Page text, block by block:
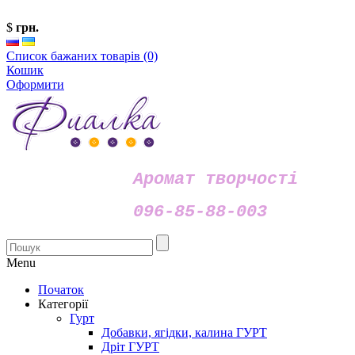
$ грн.
Список бажаних товарів (0)
Кошик
Оформити
Аромат творчості
096-85-88-003
Menu
Початок
Категорії
Гурт
Добавки, ягідки, калина ГУРТ
Дріт ГУРТ